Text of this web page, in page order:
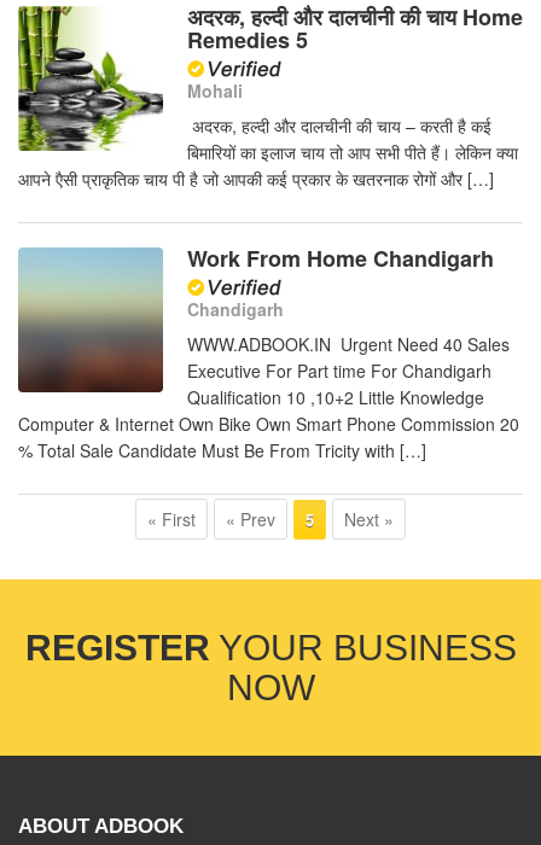
अदरक, हल्दी और दालचीनी की चाय Home
Remedies 5
Mohali
अदरक, हल्दी और दालचीनी की चाय – करती है कई
बिमारियों का इलाज चाय तो आप सभी पीते हैं। लेकिन क्या
आपने एैसी प्राकृतिक चाय पी है जो आपकी कई प्रकार के खतरनाक रोगों और […]
Work From Home Chandigarh
Chandigarh
WWW.ADBOOK.IN Urgent Need 40 Sales
Executive For Part time For Chandigarh
Qualification 10 ,10+2 Little Knowledge
Computer & Internet Own Bike Own Smart Phone Commission 20
% Total Sale Candidate Must Be From Tricity with […]
« First « Prev 5 Next »
REGISTER YOUR BUSINESS
NOW
ABOUT ADBOOK